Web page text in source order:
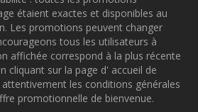
étaient exactes et disponibles au
Les promotions peuvent changer
tous les utilisateurs à
affichée correspond à la plus récente
cliquant sur la page d' accueil de
les conditions générales
promotionnelle de bienvenue.